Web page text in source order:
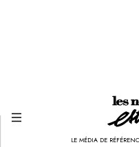
LE MÉDIA DE